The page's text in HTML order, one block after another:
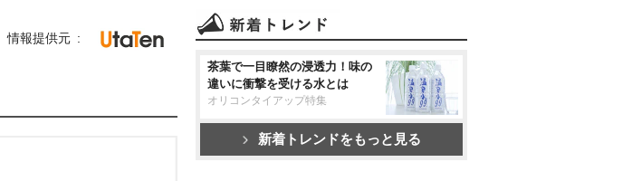
情報提供元
茶葉で一目瞭然の浸透力！味の
違いに衝撃を受ける水とは
オリコンタイアップ特集
新着トレンドをもっと見る